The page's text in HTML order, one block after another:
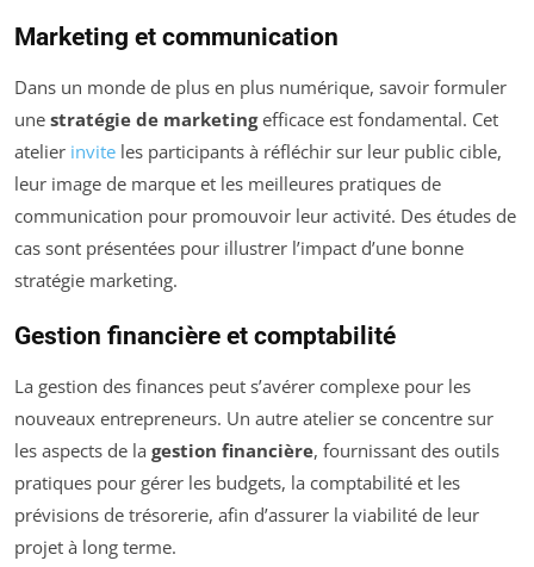
Marketing et communication
Dans un monde de plus en plus numérique, savoir formuler
une stratégie de marketingefficace est fondamental. Cet
atelier invite les participants à réfléchir sur leur public cible,
leur image de marque et les meilleures pratiques de
communication pour promouvoir leur activité. Des études de
cas sont présentées pour illustrer l’impact d’une bonne
stratégie marketing.
Gestion financière et comptabilité
La gestion des finances peut s’avérer complexe pour les
nouveaux entrepreneurs. Un autre atelier se concentre sur
les aspects de la gestion financière, fournissant des outils
pratiques pour gérer les budgets, la comptabilité et les
prévisions de trésorerie, afin d’assurer la viabilité de leur
projet à long terme.